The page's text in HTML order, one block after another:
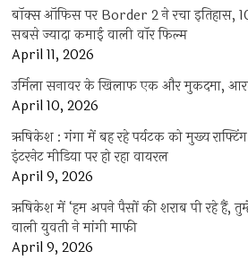
बॉक्स ऑफिस पर Border 2 ने रचा इतिहास,
सबसे ज्यादा कमाई वाली वॉर फिल्म
April 11, 2026
उर्मिला सनावर के खिलाफ एक और मुकदमा,
April 10, 2026
ऋषिकेश : गंगा में बह रहे पर्यटक को मुख्य राफ्टिंग
इंटरनेट मीडिया पर हो रहा वायरल
April 9, 2026
ऋषिकेश में ‘हम अपने पैसों की शराब पी रहे हैं,
वाली युवती ने मांगी माफी
April 9, 2026